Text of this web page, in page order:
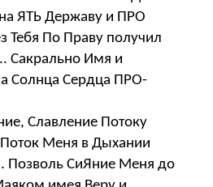
ЯТЬ Державу и ПРО
Тебя По Праву получил
Сакрально Имя и
Солнца Сердца ПРО-
Славление Потоку
Меня в Дыхании
Позволь СиЯние Меня до